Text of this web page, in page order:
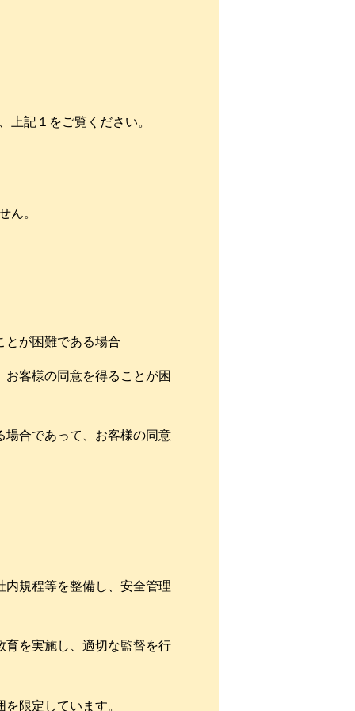
上記１をご覧ください。
ん。
とが困難である場合
客様の同意を得ることが困
合であって、お客様の同意
規程等を整備し、安全管理
を実施し、適切な監督を行
限定しています。